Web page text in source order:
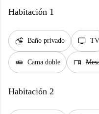
Habitación 1
soap Baño privado tv TV
airline_seat_flat Cama doble desk
Habitación 2